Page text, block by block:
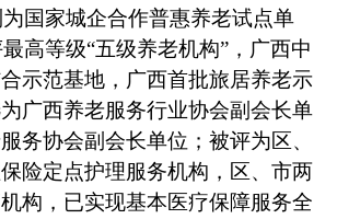
国家城企合作普惠养老试点单
高等级“五级养老机构”， 广西中
示范基地， 广西首批旅居养老示
广西养老服务行业协会副会长单
务协会副会长单位 ；被评为区、
险定点护理服务机构，区、市两
构，已实现基本医疗保障服务全